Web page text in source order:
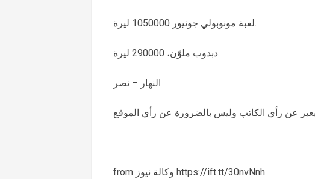
لعبة مونوبولي جونيور 1050000 ليرة.
دبدوب ملوّن، 290000 ليرة.
النهار – نصر
from وكالة نيوز https://ift.tt/30nvNnh